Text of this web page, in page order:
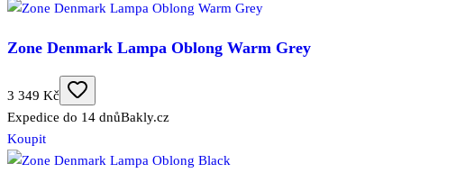
Zone Denmark Lampa Oblong Warm Grey
3 349 Kč
Expedice do 14 dnůBakly.cz
Koupit